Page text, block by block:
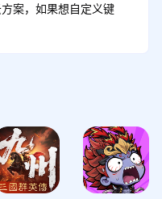
案，如果想自定义键